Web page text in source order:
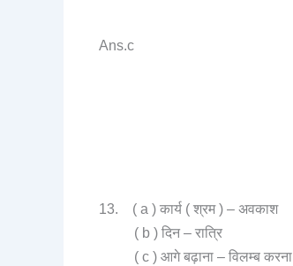
Ans.c
13. ( a ) कार्य ( श्रम ) – अवकाश
( b ) दिन – रात्रि
( c ) आगे बढ़ाना – विलम्ब करना